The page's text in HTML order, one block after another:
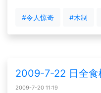
#令人惊奇 #木制
2009-7-22 日全食
2009-7-20 11:19